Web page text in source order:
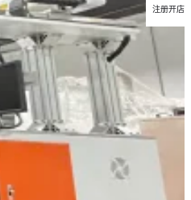
注册开店